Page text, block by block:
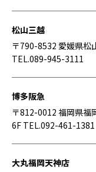
松山三越
〒790-8532 愛媛県松
TEL.089-945-3111
博多阪急
〒812-0012 福岡県福
6F TEL.092-461-1381
大丸福岡天神店